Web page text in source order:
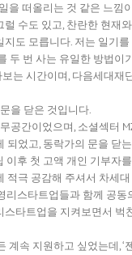
을 떠올리는 것 같은 느낌
수도 있고, 찬란한 현
도 모릅니다. 저는 일기
두 번 사는 유일한 방법
는 시간이며, 다음세대
을 닫은 것입니다.
공간이었으며, 소셜섹터
었고, 동락가의 문을 닫
후 첫 고액 개인 기부자
극 공감해 주셔서 차세
스타트업들과 함께 공
타트업을 지켜보면서
속 지원하고 싶었는데,